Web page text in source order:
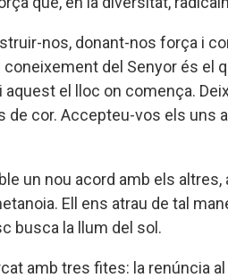
nos, donant-nos força i
del Senyor és el
el lloc on comença.
de cor. Accepteu-vos els uns
un nou acord amb els
Ell ens atrau de tal
busca la llum del sol.
amb tres fites: la renúncia al